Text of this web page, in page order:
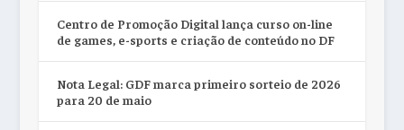
Centro de Promoção Digital lança curso on-line
de games, e-sports e criação de conteúdo no DF
Nota Legal: GDF marca primeiro sorteio de 2026
para 20 de maio